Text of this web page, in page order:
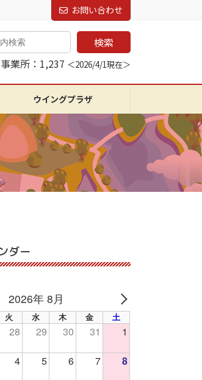
お問い合わせ
検索
業所：1,237 ＜2026/4/1現在＞
ウイングプラザ
ダー
2026年 8月
NEXT
火 水 木 金 土
28 29 30 31 1
4 5 6 7 8